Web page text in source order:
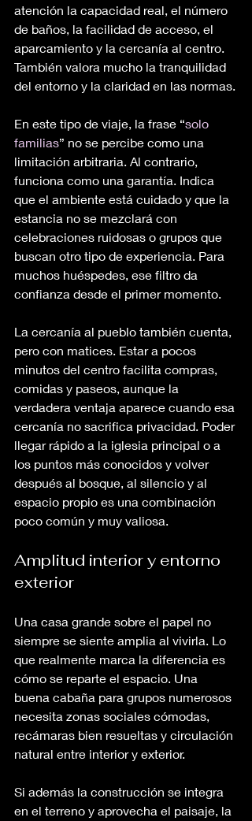
atención la capacidad real, el número
de baños, la facilidad de acceso, el
aparcamiento y la cercanía al centro.
También valora mucho la tranquilidad
del entorno y la claridad en las normas.
En este tipo de viaje, la frase “solo
familias” no se percibe como una
limitación arbitraria. Al contrario,
funciona como una garantía. Indica
que el ambiente está cuidado y que la
estancia no se mezclará con
celebraciones ruidosas o grupos que
buscan otro tipo de experiencia. Para
muchos huéspedes, ese filtro da
confianza desde el primer momento.
La cercanía al pueblo también cuenta,
pero con matices. Estar a pocos
minutos del centro facilita compras,
comidas y paseos, aunque la
verdadera ventaja aparece cuando esa
cercanía no sacrifica privacidad. Poder
llegar rápido a la iglesia principal o a
los puntos más conocidos y volver
después al bosque, al silencio y al
espacio propio es una combinación
poco común y muy valiosa.
Amplitud interior y entorno
exterior
Una casa grande sobre el papel no
siempre se siente amplia al vivirla. Lo
que realmente marca la diferencia es
cómo se reparte el espacio. Una
buena cabaña para grupos numerosos
necesita zonas sociales cómodas,
recámaras bien resueltas y circulación
natural entre interior y exterior.
Si además la construcción se integra
en el terreno y aprovecha el paisaje, la